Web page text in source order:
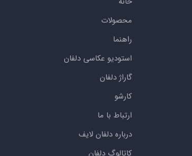
محصولات
راهنما
استودیو عکاسی دلفان
گاراژ دلفان
کارشو
ارتباط با ما
درباره دلفان لایف
کاتالوگ دلفان